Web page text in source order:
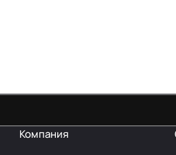
Компания